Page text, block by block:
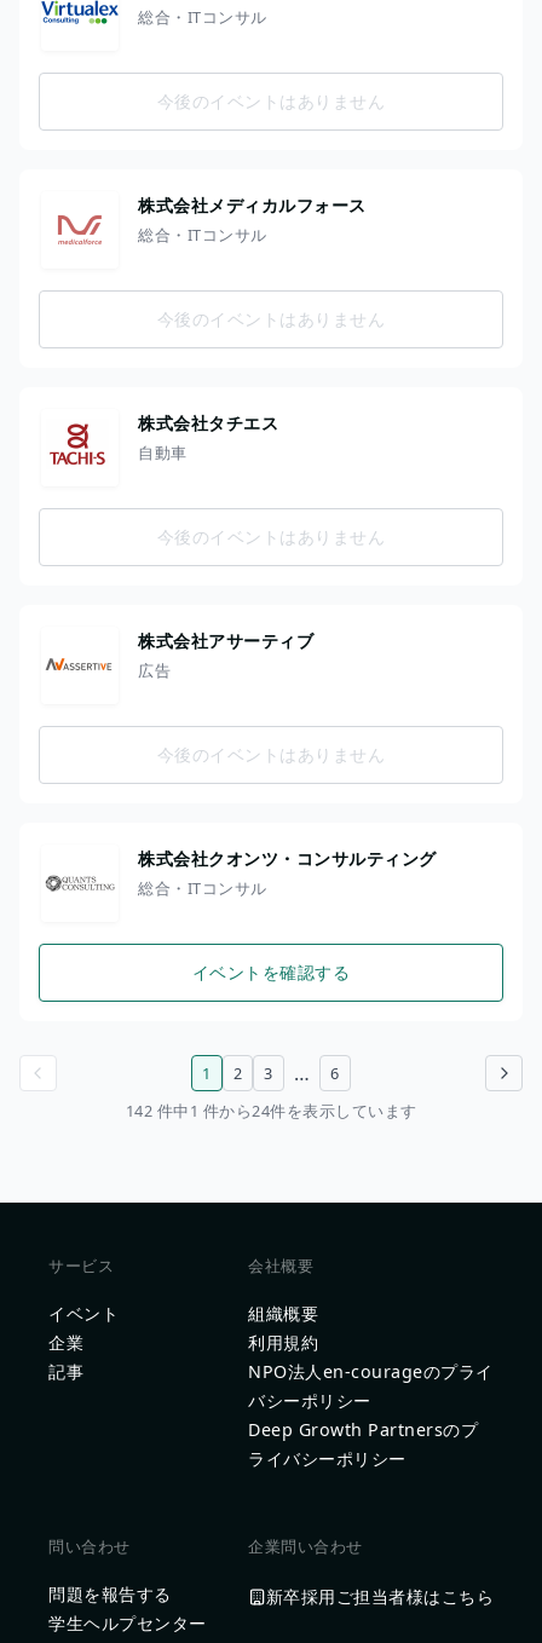
総合・ITコンサル
今後のイベントはありません
株式会社メディカルフォース
総合・ITコンサル
今後のイベントはありません
株式会社タチエス
自動車
今後のイベントはありません
株式会社アサーティブ
広告
今後のイベントはありません
株式会社クオンツ・コンサルティング
総合・ITコンサル
イベントを確認する
次のページ
1 2 3 …
6
142 件中1 件から24件を表示しています
サービス
イベント
企業
記事
会社概要
組織概要
利用規約
NPO法人en-courageのプライ
バシーポリシー
Deep Growth Partnersのプ
ライバシーポリシー
問い合わせ
問題を報告する
学生ヘルプセンター
企業問い合わせ
新卒採用ご担当者様はこちら